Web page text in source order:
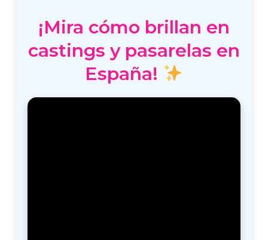
¡Mira cómo brillan en
castings y pasarelas en
España!